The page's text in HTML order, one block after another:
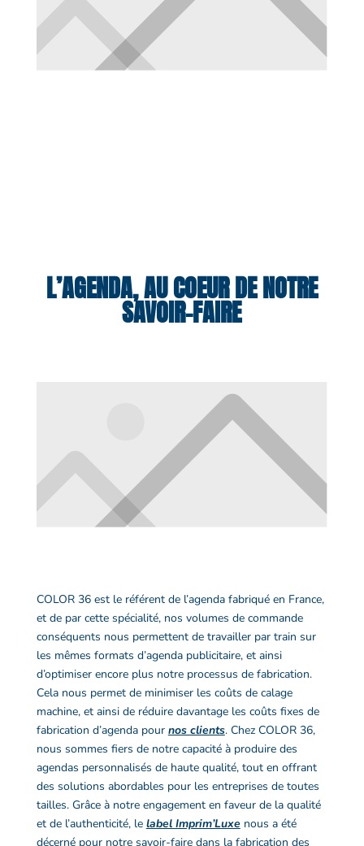
L’AGENDA, AU COEUR DE NOTRE
SAVOIR-FAIRE
COLOR 36 est le référent de l’agenda fabriqué en France,
et de par cette spécialité, nos volumes de commande
conséquents nous permettent de travailler par train sur
les mêmes formats d’agenda publicitaire, et ainsi
d’optimiser encore plus notre processus de fabrication.
Cela nous permet de minimiser les coûts de calage
machine, et ainsi de réduire davantage les coûts fixes de
fabrication d’agendapour nos clients. Chez COLOR 36,
nous sommes fiers de notre capacité à produire des
agendas personnalisés de haute qualité, tout en offrant
des solutions abordables pour les entreprises de toutes
tailles. Grâce à notre engagement en faveur de la qualité
et de l’authenticité, le label Imprim’Luxe nous a été
décerné pour notre savoir-faire dans la fabrication des